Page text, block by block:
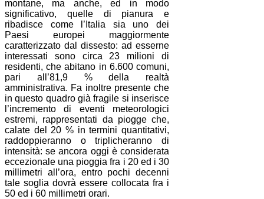
montane, ma anche, ed in modo
significativo, quelle di pianura e
ribadisce come l’Italia sia uno dei
Paesi europei maggiormente
caratterizzato dal dissesto: ad esserne
interessati sono circa 23 milioni di
residenti, che abitano in 6.600 comuni,
pari all’81,9 % della realtà
amministrativa. Fa inoltre presente che
in questo quadro già fragile si inserisce
l’incremento di eventi meteorologici
estremi, rappresentati da piogge che,
calate del 20 % in termini quantitativi,
raddoppieranno o triplicheranno di
intensità: se ancora oggi è considerata
eccezionale una pioggia fra i 20 ed i 30
millimetri all’ora, entro pochi decenni
tale soglia dovrà essere collocata fra i
50 ed i 60 millimetri orari.